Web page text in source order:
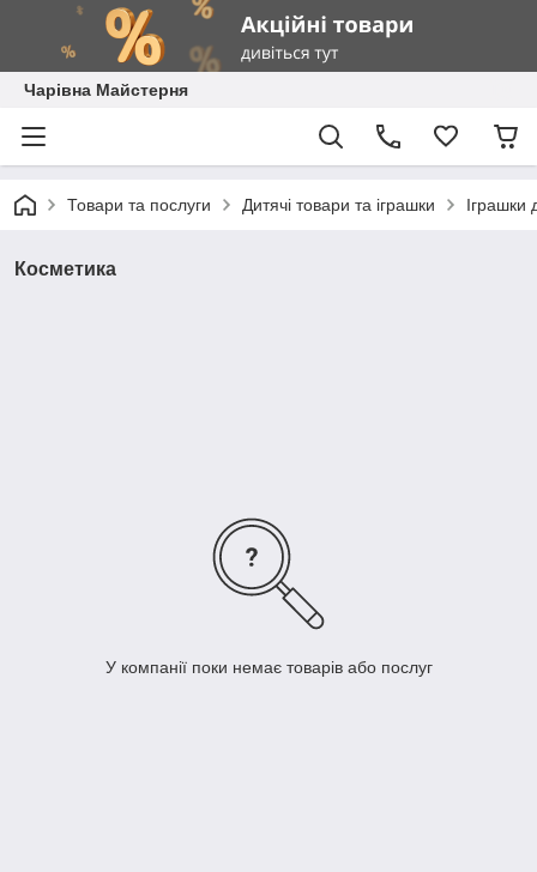
Чарівна Майстерня
Товари та послуги Дитячі товари та іграшки Іграшки
Косметика
У компанії поки немає товарів або послуг